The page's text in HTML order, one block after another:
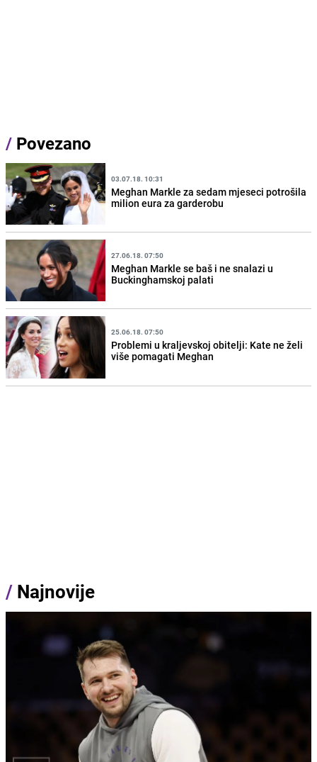
/ Povezano
03.07.18. 10:31
Meghan Markle za sedam mjeseci potrošila
milion eura za garderobu
27.06.18. 07:50
Meghan Markle se baš i ne snalazi u
Buckinghamskoj palati
25.06.18. 07:50
Problemi u kraljevskoj obitelji: Kate ne želi
više pomagati Meghan
/ Najnovije